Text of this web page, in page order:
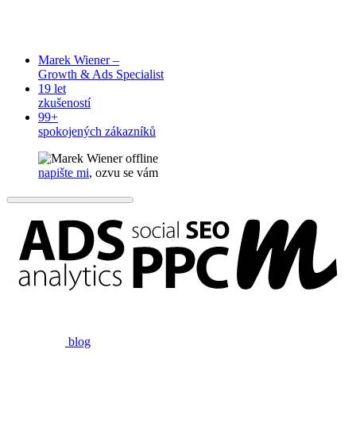
Marek Wiener –
Growth & Ads Specialist
19 let
zkušeností
99+
spokojených zákazníků
offline
napište mi, ozvu se vám
blog